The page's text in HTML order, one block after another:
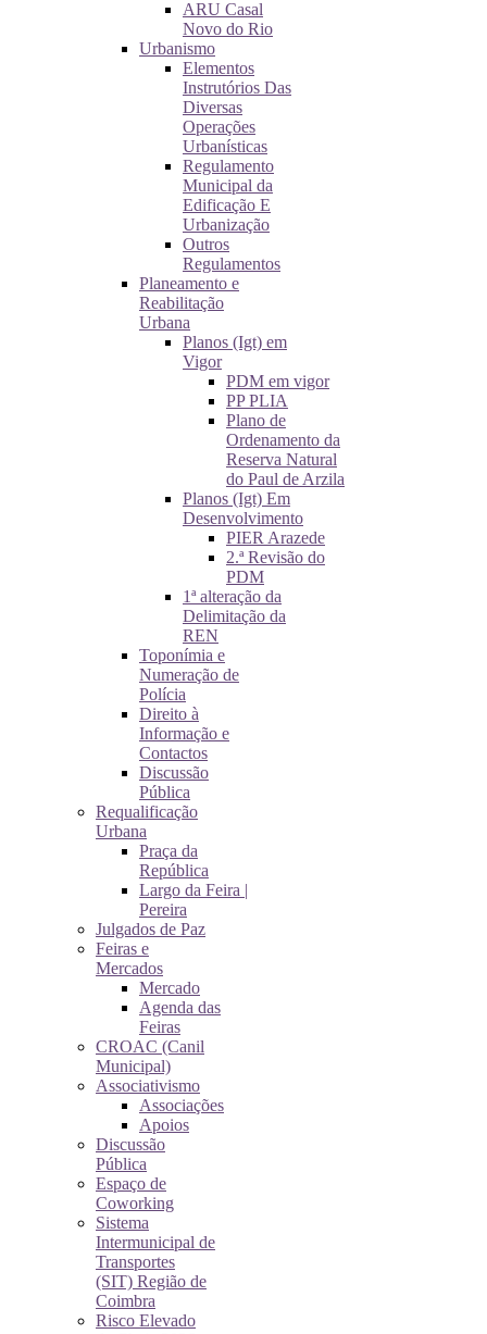
ARU Casal
Novo do Rio
Urbanismo
Elementos
Instrutórios Das
Diversas
Operações
Urbanísticas
Regulamento
Municipal da
Edificação E
Urbanização
Outros
Regulamentos
Planeamento e
Reabilitação
Urbana
Planos (Igt) em
Vigor
PDM em vigor
PP PLIA
Plano de
Ordenamento da
Reserva Natural
do Paul de Arzila
Planos (Igt) Em
Desenvolvimento
PIER Arazede
2.ª Revisão do
PDM
1ª alteração da
Delimitação da
REN
Toponímia e
Numeração de
Polícia
Direito à
Informação e
Contactos
Discussão
Pública
Requalificação
Urbana
Praça da
República
Largo da Feira |
Pereira
Julgados de Paz
Feiras e
Mercados
Mercado
Agenda das
Feiras
CROAC (Canil
Municipal)
Associativismo
Associações
Apoios
Discussão
Pública
Espaço de
Coworking
Sistema
Intermunicipal de
Transportes
(SIT) Região de
Coimbra
Risco Elevado